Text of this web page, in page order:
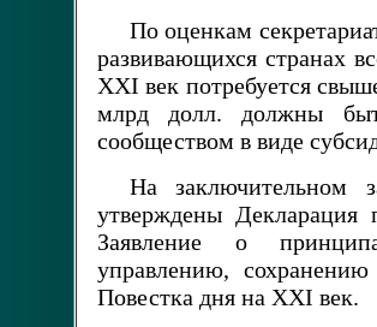
По оценкам
развивающихся странах
XXI век потребуется
млрд долл. должны
сообществом в виде
На заключительном
утверждены
Заявление о
управлению,
Повестка дня на XXI век.